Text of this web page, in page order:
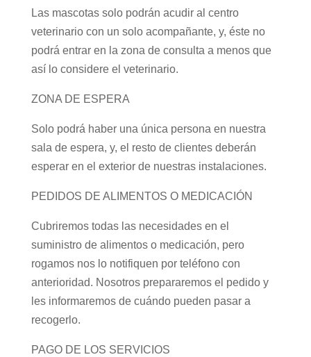
Las mascotas solo podrán acudir al centro
veterinario con un solo acompañante, y, éste no
podrá entrar en la zona de consulta a menos que
así lo considere el veterinario.
ZONA DE ESPERA
Solo podrá haber una única persona en nuestra
sala de espera, y, el resto de clientes deberán
esperar en el exterior de nuestras instalaciones.
PEDIDOS DE ALIMENTOS O MEDICACIÓN
Cubriremos todas las necesidades en el
suministro de alimentos o medicación, pero
rogamos nos lo notifiquen por teléfono con
anterioridad. Nosotros prepararemos el pedido y
les informaremos de cuándo pueden pasar a
recogerlo.
PAGO DE LOS SERVICIOS